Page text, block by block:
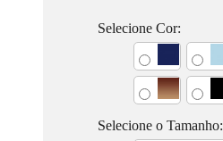
Selecione Cor:
Selecione o Tamanho: